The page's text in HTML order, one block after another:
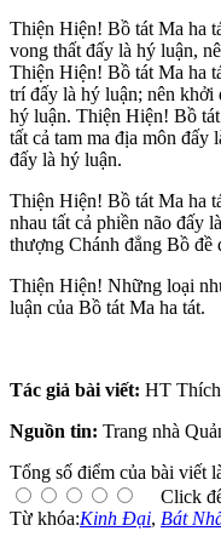
Thiện Hiện! Bồ tát Ma ha
vong thất đấy là hý luận,
Thiện Hiện! Bồ tát Ma ha
trí đấy là hý luận; nên khởi
hý luận. Thiện Hiện! Bồ
tất cả tam ma địa môn đấy
đấy là hý luận.
Thiện Hiện! Bồ tát Ma ha
nhau tất cả phiền não đấy
thượng Chánh đẳng Bồ đề
Thiện Hiện! Những loại
luận của Bồ tát Ma ha tát.
Tác giả bài viết: HT
Nguồn tin: Trang nhà
Tổng số điểm của bài viết
Click
Từ khóa:Kinh Đại, Bát